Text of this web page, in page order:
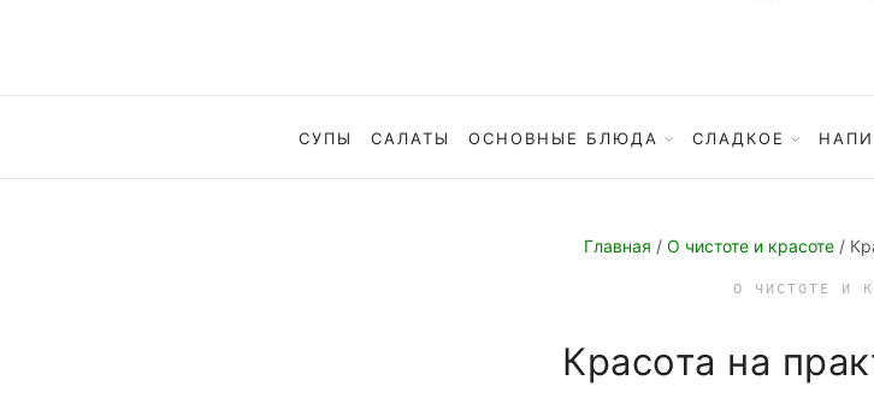
СУПЫ САЛАТЫ ОСНОВНЫЕ БЛЮДА СЛАДКОЕ
Главная / О чистоте и красоте/
О ЧИСТОТЕ И
Красота на